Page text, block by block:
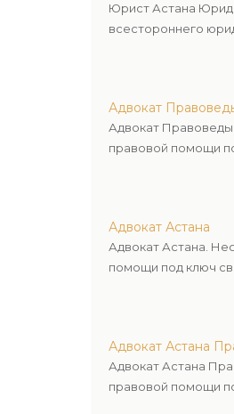
Юрист Астана
всестороннего
Адвокат
Адвокат
правовой помощи
Адвокат Астана
Адвокат Астана.
помощи под ключ
Адвокат Астана
Адвокат Астана
правовой помощи